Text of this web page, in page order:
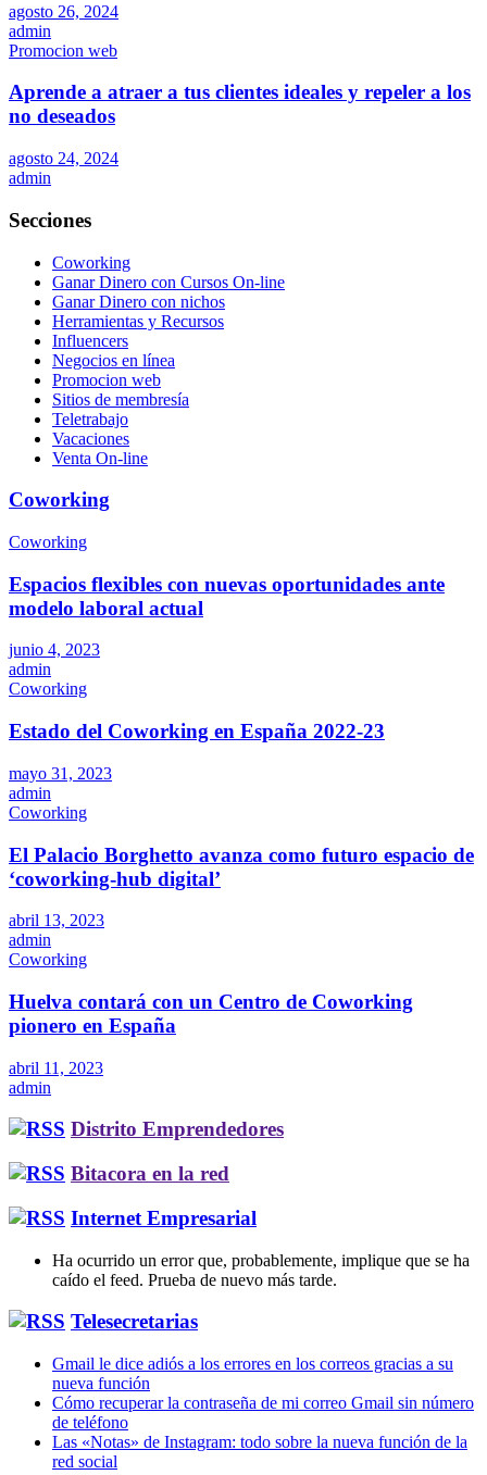
agosto 26, 2024
admin
Promocion web
Aprende a atraer a tus clientes ideales y repeler a los
no deseados
agosto 24, 2024
admin
Secciones
Coworking
Ganar Dinero con Cursos On-line
Ganar Dinero con nichos
Herramientas y Recursos
Influencers
Negocios en línea
Promocion web
Sitios de membresía
Teletrabajo
Vacaciones
Venta On-line
Coworking
Coworking
Espacios flexibles con nuevas oportunidades ante
modelo laboral actual
junio 4, 2023
admin
Coworking
Estado del Coworking en España 2022-23
mayo 31, 2023
admin
Coworking
El Palacio Borghetto avanza como futuro espacio de
‘coworking-hub digital’
abril 13, 2023
admin
Coworking
Huelva contará con un Centro de Coworking
pionero en España
abril 11, 2023
admin
Distrito Emprendedores
Bitacora en la red
Internet Empresarial
Ha ocurrido un error que, probablemente, implique que se ha
caído el feed. Prueba de nuevo más tarde.
Telesecretarias
Gmail le dice adiós a los errores en los correos gracias a su
nueva función
Cómo recuperar la contraseña de mi correo Gmail sin número
de teléfono
Las «Notas» de Instagram: todo sobre la nueva función de la
red social